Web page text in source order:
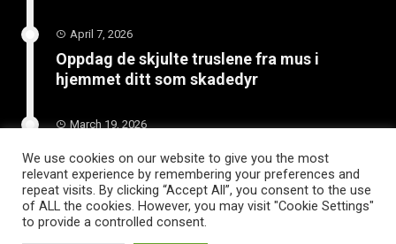
April 7, 2026
Oppdag de skjulte truslene fra mus i
hjemmet ditt som skadedyr
March 19, 2026
Slik vedlikeholder du tilhengeren for
langvarig bruk
We use cookies on our website to give you the most
relevant experience by remembering your preferences and
repeat visits. By clicking “Accept All”, you consent to the use
of ALL the cookies. However, you may visit "Cookie Settings"
to provide a controlled consent.